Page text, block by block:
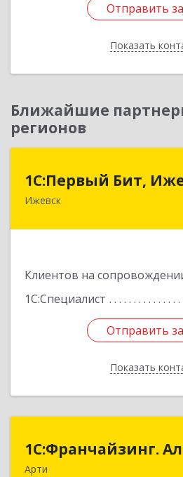
Отправить
Показать
Отправить
Назад
Ближайшие
регионов
1С:Первый Бит,
Ижевск
Клиентов на
1С:Специалист
Отправить
Показать
Отправить
Назад
1С:Франчайзинг.
Арти
1С:Франчайзинг.
623340, Свердловская обл,